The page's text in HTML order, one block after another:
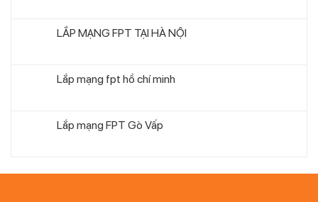
LẮP MẠNG FPT TẠI HÀ NỘI
Lắp mạng fpt hồ chí minh
Lắp mạng FPT Gò Vấp